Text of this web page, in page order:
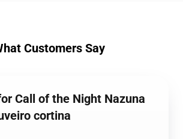
Customers Say
Call of the Night Nazuna
cortina